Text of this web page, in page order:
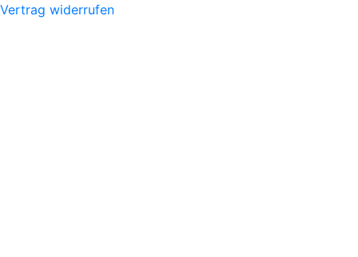
Vertrag widerrufen